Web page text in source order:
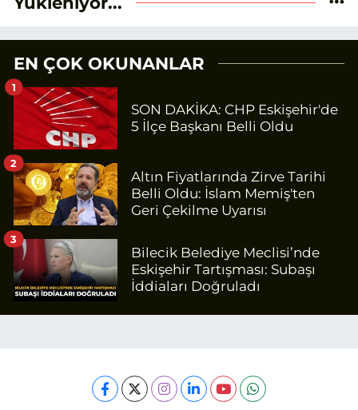
EN ÇOK OKUNANLAR
SON DAKİKA: CHP Eskişehir'de
5 İlçe Başkanı Belli Oldu
1
Altın Fiyatlarında Zirve Tarihi
Belli Oldu: İslam Memiş'ten
Geri Çekilme Uyarısı
2
Bilecik Belediye Meclisi’nde
Eskişehir Tartışması: Subaşı
İddiaları Doğruladı
3